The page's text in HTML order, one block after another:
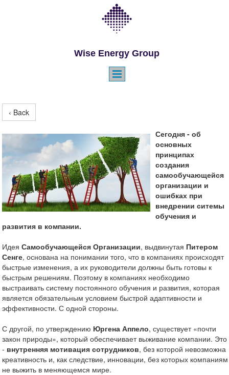
Wise Energy Group
‹ Back
Сегодня - об
основных
принципах
создания
самообучающейся
организации и
ошибках при
внедрении ситемы
обучения и
развития в компании.
Идея Самообучающейся Организации, выдвинутая Питером
Сенге, основана на понимании того, что в компаниях происходят
быстрые изменения, а их руководители должны быть готовы к
быстрым решениям. Поэтому в компаниях необходимо
выстраивать систему постоянного обучения и развития, которая
является обязательным условием быстрой адаптивности и
эффективности. С одной стороны.
С другой, по утверждению Юргена Аппело, существует «почти
закон природы», который обеспечивает выживание компании. Это
- внутренняя мотивация сотрудников, без которой невозможна
креативность и, как следствие, инновации, без которых компаниям
не выжить в меняющемся мире.